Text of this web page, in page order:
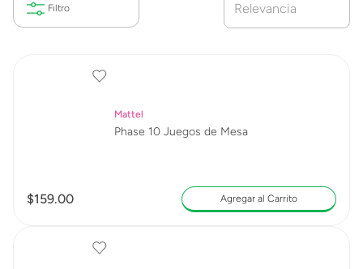
Relevancia
Mattel
Phase 10 Juegos de Mesa
$159.00 Agregar al Carrito